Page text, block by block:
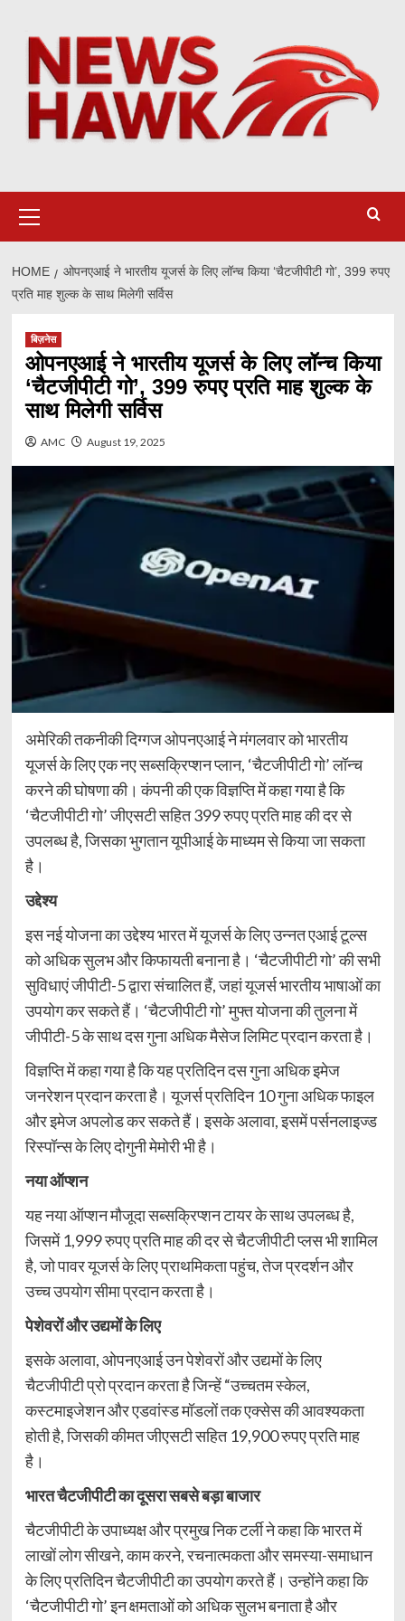
content
Menu
HOME
ओपनएआई ने भारतीय यूजर्स के लिए लॉन्च किया ‘चैटजीपीटी गो’, 399 रुपए
प्रति माह शुल्क के साथ मिलेगी सर्विस
बिज़नेस
ओपनएआई ने भारतीय यूजर्स के लिए लॉन्च किया
‘चैटजीपीटी गो’, 399 रुपए प्रति माह शुल्क के
साथ मिलेगी सर्विस
AMC August 19, 2025
अमेरिकी तकनीकी दिग्गज ओपनएआई ने मंगलवार को भारतीय
यूजर्स के लिए एक नए सब्सक्रिप्शन प्लान, ‘चैटजीपीटी गो’ लॉन्च
करने की घोषणा की। कंपनी की एक विज्ञप्ति में कहा गया है कि
‘चैटजीपीटी गो’ जीएसटी सहित 399 रुपए प्रति माह की दर से
उपलब्ध है, जिसका भुगतान यूपीआई के माध्यम से किया जा सकता
है।
उद्देश्य
इस नई योजना का उद्देश्य भारत में यूजर्स के लिए उन्नत एआई टूल्स
को अधिक सुलभ और किफायती बनाना है। ‘चैटजीपीटी गो’ की सभी
सुविधाएं जीपीटी-5 द्वारा संचालित हैं, जहां यूजर्स भारतीय भाषाओं का
उपयोग कर सकते हैं। ‘चैटजीपीटी गो’ मुफ्त योजना की तुलना में
जीपीटी-5 के साथ दस गुना अधिक मैसेज लिमिट प्रदान करता है।
विज्ञप्ति में कहा गया है कि यह प्रतिदिन दस गुना अधिक इमेज
जनरेशन प्रदान करता है। यूजर्स प्रतिदिन 10 गुना अधिक फाइल
और इमेज अपलोड कर सकते हैं। इसके अलावा, इसमें पर्सनलाइज्ड
रिस्पॉन्स के लिए दोगुनी मेमोरी भी है।
नया ऑप्शन
यह नया ऑप्शन मौजूदा सब्सक्रिप्शन टायर के साथ उपलब्ध है,
जिसमें 1,999 रुपए प्रति माह की दर से चैटजीपीटी प्लस भी शामिल
है, जो पावर यूजर्स के लिए प्राथमिकता पहुंच, तेज प्रदर्शन और
उच्च उपयोग सीमा प्रदान करता है।
पेशेवरों और उद्यमों के लिए
इसके अलावा, ओपनएआई उन पेशेवरों और उद्यमों के लिए
चैटजीपीटी प्रो प्रदान करता है जिन्हें “उच्चतम स्केल,
कस्टमाइजेशन और एडवांस्ड मॉडलों तक एक्सेस की आवश्यकता
होती है, जिसकी कीमत जीएसटी सहित 19,900 रुपए प्रति माह
है।
भारत चैटजीपीटी का दूसरा सबसे बड़ा बाजार
चैटजीपीटी के उपाध्यक्ष और प्रमुख निक टर्ली ने कहा कि भारत में
लाखों लोग सीखने, काम करने, रचनात्मकता और समस्या-समाधान
के लिए प्रतिदिन चैटजीपीटी का उपयोग करते हैं। उन्होंने कहा कि
‘चैटजीपीटी गो’ इन क्षमताओं को अधिक सुलभ बनाता है और